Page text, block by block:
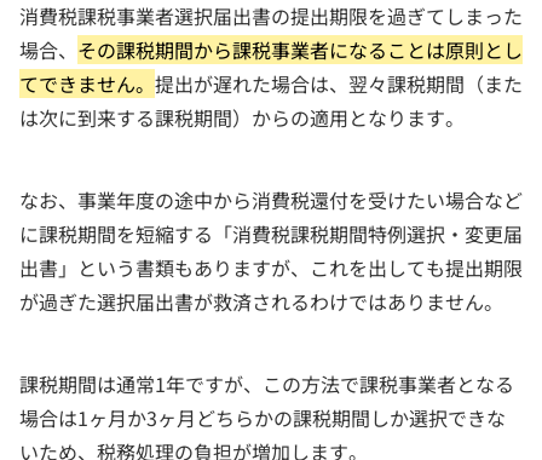
消費税課税事業者選択届出書の提出期限を過ぎてしまった
場合、 その課税期間から課税事業者になることは原則とし
てできません。 提出が遅れた場合は、翌々課税期間（また
は次に到来する課税期間）からの適用となります。
なお、事業年度の途中から消費税還付を受けたい場合など
に課税期間を短縮する「消費税課税期間特例選択・変更届
出書」という書類もありますが、これを出しても提出期限
が過ぎた選択届出書が救済されるわけではありません。
課税期間は通常1年ですが、この方法で課税事業者となる
場合は1ヶ月か3ヶ月どちらかの課税期間しか選択できな
いため、税務処理の負担が増加します。